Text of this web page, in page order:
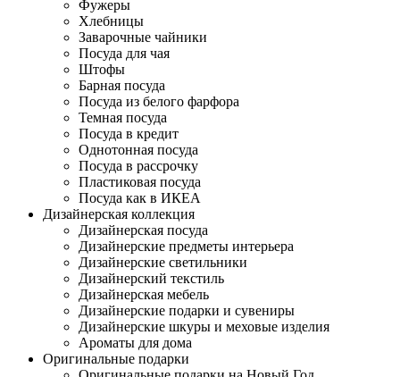
Фужеры
Хлебницы
Заварочные чайники
Посуда для чая
Штофы
Барная посуда
Посуда из белого фарфора
Темная посуда
Посуда в кредит
Однотонная посуда
Посуда в рассрочку
Пластиковая посуда
Посуда как в ИКЕА
Дизайнерская коллекция
Дизайнерская посуда
Дизайнерские предметы интерьера
Дизайнерские светильники
Дизайнерский текстиль
Дизайнерская мебель
Дизайнерские подарки и сувениры
Дизайнерские шкуры и меховые изделия
Ароматы для дома
Оригинальные подарки